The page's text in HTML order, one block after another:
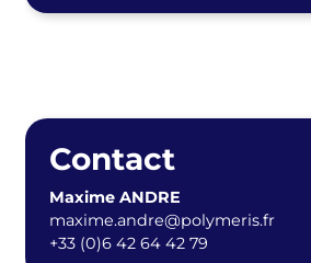
Contact
Maxime ANDRE
maxime.andre@polymeris.fr
+33 (0)6 42 64 42 79